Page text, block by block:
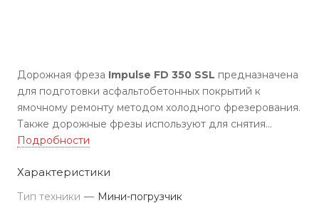
Дорожная фреза Impulse FD 350 SSL предназначена
для подготовки асфальтобетонных покрытий к
ямочному ремонту методом холодного фрезерования.
Также дорожные фрезы используют для снятия
дорожной разметки, создания шумовой разметки и
Подробности
Характеристики
Тип техники — Мини-погрузчик